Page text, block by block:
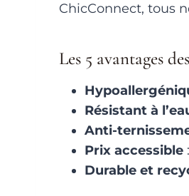
ChicConnect, tous
Les 5 avantages
Résistant à
Anti-
Prix accessible
Durable et